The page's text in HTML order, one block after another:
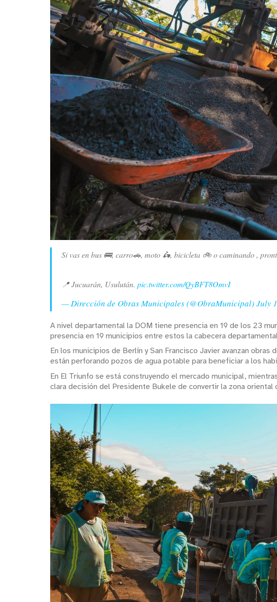
Si vas en bus 🚌, carro🚗, moto 🛵, bicicleta 🚲 o caminando ,
📍 Jucuarán, Usulután. pic.twitter.com/QyBFT8OmvI
— Dirección de Obras Municipales (@ObraMunicipal) July
A nivel departamental la DOM tiene presencia en 19 de los 23
presencia en 19 municipios entre estos la cabecera
En los municipios de Berlín y San Francisco Javier avanzan
están perforando pozos de agua potable para beneficiar a los
En El Triunfo se está construyendo el mercado municipal,
clara decisión del Presidente Bukele de convertir la zona oriental